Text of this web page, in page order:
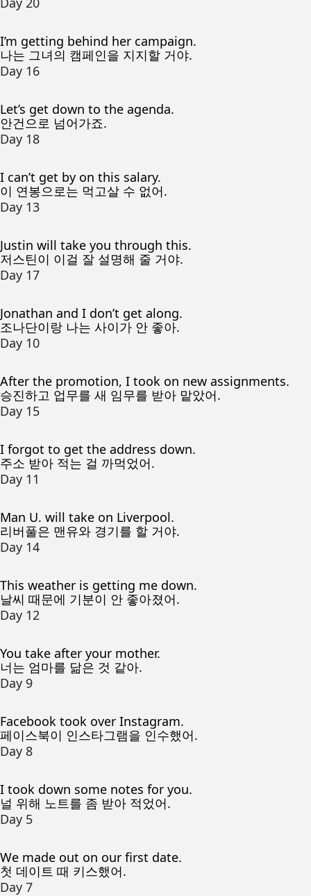
I’m getting behind her campaign.
나는 그녀의 캠페인을 지지할 거야.
Day 16
Let’s get down to the agenda.
안건으로 넘어가죠.
Day 18
I can’t get by on this salary.
이 연봉으로는 먹고살 수 없어.
Day 13
Justin will take you through this.
저스틴이 이걸 잘 설명해 줄 거야.
Day 17
Jonathan and I don’t get along.
조나단이랑 나는 사이가 안 좋아.
Day 10
After the promotion, I took on new assignments.
승진하고 업무를 새 임무를 받아 맡았어.
Day 15
I forgot to get the address down.
주소 받아 적는 걸 까먹었어.
Day 11
Man U. will take on Liverpool.
리버풀은 맨유와 경기를 할 거야.
Day 14
This weather is getting me down.
날씨 때문에 기분이 안 좋아졌어.
Day 12
You take after your mother.
너는 엄마를 닮은 것 같아.
Day 9
Facebook took over Instagram.
페이스북이 인스타그램을 인수했어.
Day 8
I took down some notes for you.
널 위해 노트를 좀 받아 적었어.
Day 5
We made out on our first date.
첫 데이트 때 키스했어.
Day 7